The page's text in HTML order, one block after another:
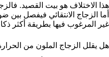
هذا الاختلاف هو بيت القصيد.
أما الزجاج الانتقائي فيفصل بين
غير المرغوب فيها بطريقة أكثر
هل يقلل الزجاج الملون من